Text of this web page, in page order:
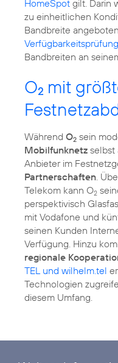
HomeSpot gilt. Darin
zu einheitlichen
Bandbreite
Verfügbarkeitsprüfung
Bandbreiten an
O2 mit
Während O2 sein
Mobilfunknetz selbst
Anbieter im
Partnerschaften .
Telekom kann O2
perspektivisch
mit Vodafone und
seinen Kunden
Verfügung. Hinzu
regionale
TEL und wilhelm.tel
Technologien
diesem Umfang.